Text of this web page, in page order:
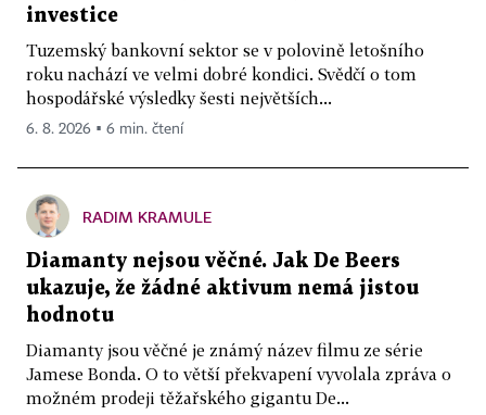
investice
Tuzemský bankovní sektor se v polovině letošního
roku nachází ve velmi dobré kondici. Svědčí o tom
hospodářské výsledky šesti největších...
6. 8. 2026 ▪ 6 min. čtení
RADIM KRAMULE
Diamanty nejsou věčné. Jak De Beers
ukazuje, že žádné aktivum nemá jistou
hodnotu
Diamanty jsou věčné je známý název filmu ze série
Jamese Bonda. O to větší překvapení vyvolala zpráva o
možném prodeji těžařského gigantu De...